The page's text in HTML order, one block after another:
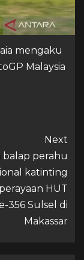
mengaku
Malaysia
Next
balap perahu
katinting
HUT
356 Sulsel di
Makassar